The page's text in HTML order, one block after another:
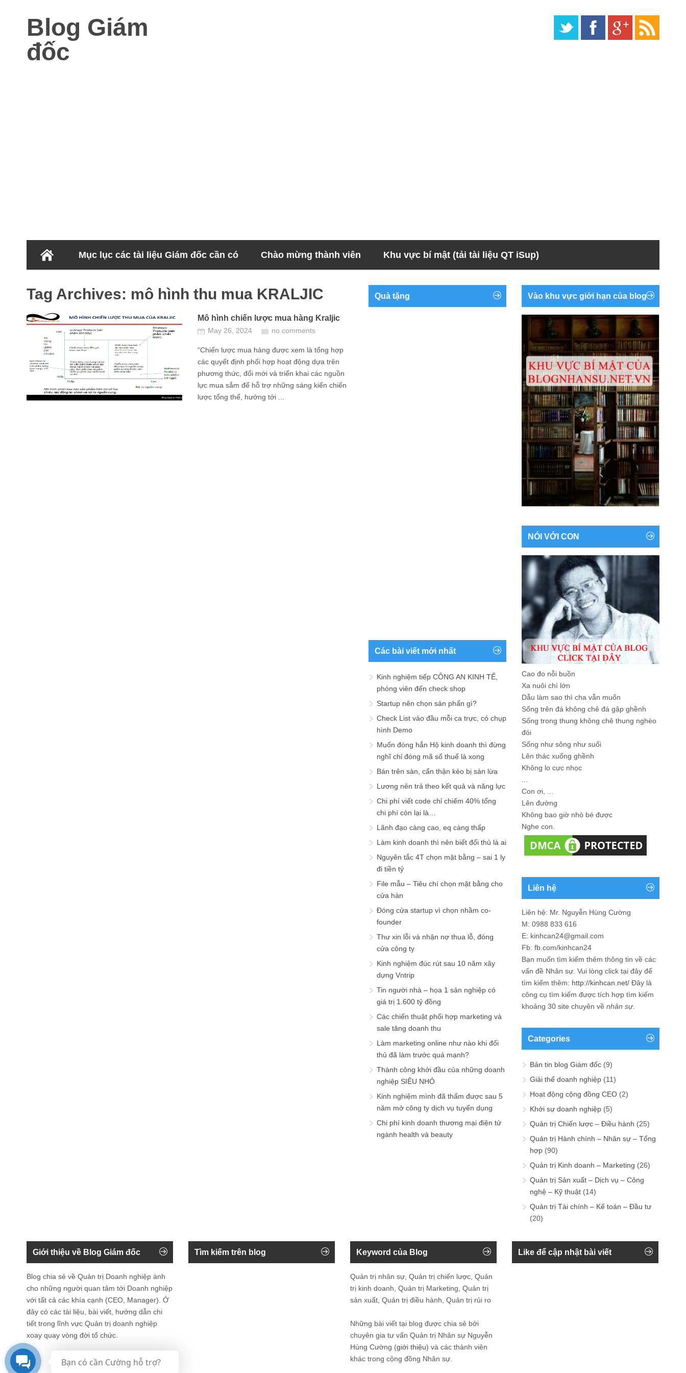
Blog Giám
đốc
Mục lục các tài liệu Giám đốc cần có Chào mừng thành viên Khu vực bí mật (tải tài liệu QT iSup)
Tag Archives: mô hình thu mua KRALJIC
Mô hình chiến lược mua hàng Kraljic
May 26, 2024 no comments
“Chiến lược mua hàng được xem là tổng hợp
các quyết định phối hợp hoạt động dựa trên
phương thức, đổi mới và triển khai các nguồn
lực mua sắm để hỗ trợ những sáng kiến chiến
lược tổng thể, hướng tới ...
Quà tặng
Các bài viết mới nhất
Kinh nghiệm tiếp CÔNG AN KINH TẾ,
phóng viên đến check shop
Startup nên chọn sản phẩn gì?
Check List vào đầu mỗi ca trực, có chụp
hình Demo
Muốn đóng hẳn Hộ kinh doanh thì đừng
nghĩ chỉ đóng mã số thuế là xong
Bán trên sàn, cẩn thận kẻo bị sàn lừa
Lương nên trả theo kết quả và năng lực
Chi phí viết code chỉ chiếm 40% tổng
chi phí còn lại là…
Lãnh đạo càng cao, eq càng thấp
Làm kinh doanh thì nên biết đối thủ là ai
Nguyên tắc 4T chọn mặt bằng – sai 1 ly
đi tiền tỷ
File mẫu – Tiêu chí chọn mặt bằng cho
cửa hàn
Đóng cửa startup vì chọn nhầm co-
founder
Thư xin lỗi và nhận nợ thua lỗ, đóng
cửa công ty
Kinh nghiệm đúc rút sau 10 năm xây
dựng Vntrip
Tin người nhà – họa 1 sản nghiệp có
giá trị 1.600 tỷ đồng
Các chiến thuật phối hợp marketing và
sale tăng doanh thu
Làm marketing online như nào khi đối
thủ đã làm trước quá mạnh?
Thành công khởi đầu của những doanh
nghiệp SIÊU NHỎ
Kinh nghiệm mình đã thấm được sau 5
năm mở công ty dịch vụ tuyển dụng
Chi phí kinh doanh thương mại điện tử
ngành health và beauty
Vào khu vực giới hạn của blog
NÓI VỚI CON
Cao đo nỗi buồn
Xa nuôi chí lớn
Dẫu làm sao thì cha vẫn muốn
Sống trên đá không chê đá gập ghềnh
Sống trong thung không chê thung nghèo
đói
Sống như sông như suối
Lên thác xuống ghềnh
Không lo cực nhọc
Con ơi, ...
Lên đường
Không bao giờ nhỏ bé được
Nghe con.
Liên hệ
Liên hệ: Mr. Nguyễn Hùng Cường
M: 0988 833 616
E: kinhcan24@gmail.com
Fb: fb.com/kinhcan24
Bạn muốn tìm kiếm thêm thông tin về các
vấn đề Nhân sự . Vui lòng click tại đây để
tìm kiếm thêm: http://kinhcan.net/ Đây là
công cụ tìm kiếm được tích hợp tìm kiếm
khoảng 30 site chuyên về nhân sự.
Categories
Bản tin blog Giám đốc (9)
Giải thể doanh nghiệp (11)
Hoạt động cộng đồng CEO (2)
Khởi sự doanh nghiệp (5)
Quản trị Chiến lược – Điều hành (25)
Quản trị Hành chính – Nhân sự – Tổng
hợp (90)
Quản trị Kinh doanh – Marketing (26)
Quản trị Sản xuất – Dịch vụ – Công
nghệ – Kỹ thuật (14)
Quản trị Tài chính – Kế toán – Đầu tư
(20)
Giới thiệu về Blog Giám đốc
Blog chia sẻ về Quản trị Doanh nghiệp ành
cho những người quan tâm tới Doanh nghiệp
với tất cả các khía cạnh (CEO, Manager). Ở
đây có các tài liệu, bài viết, hướng dẫn chi
tiết trong lĩnh vực Quản trị doanh nghiệp
xoay quay vòng đời tổ chức.
Tìm kiếm trên blog Keyword của Blog
Quản trị nhân sự, Quản trị chiến lược, Quản
trị kinh doanh, Quản trị Marketing, Quản trị
sản xuất, Quản trị điều hành, Quản trị rủi ro
Những bài viết tại blog được chia sẻ bởi
chuyên gia tư vấn Quản trị Nhân sự Nguyễn
Hùng Cường (giới thiệu) và các thành viên
khác trong cộng đồng Nhân sự.
Like để cập nhật bài viết
Bạn có cần Cường hỗ trợ?